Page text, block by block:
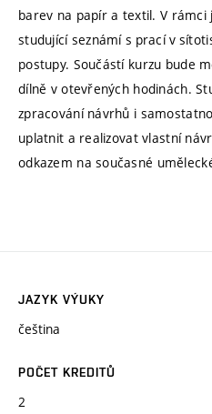
barev na papír a textil. V rámci
studující seznámí s prací v
postupy. Součástí kurzu bude
dílně v otevřených hodinách.
zpracování návrhů i
uplatnit a realizovat vlastní
odkazem na současné
JAZYK VÝUKY
čeština
POČET KREDITŮ
2